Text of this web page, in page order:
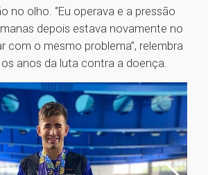
no olho. ‘’Eu operava e a pressão
depois estava novamente no
com o mesmo problema’’, relembra
anos da luta contra a doença.